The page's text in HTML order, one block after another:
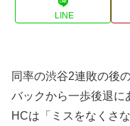
LINE
同率の渋谷2連敗の後
バックから一歩後退に
HCは「ミスをなくさ